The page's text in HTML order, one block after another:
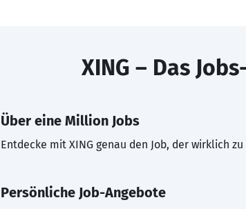
XING – Das
Über eine Million Jobs
Entdecke mit XING genau den Job, der wirklich
Persönliche Job-Angebote